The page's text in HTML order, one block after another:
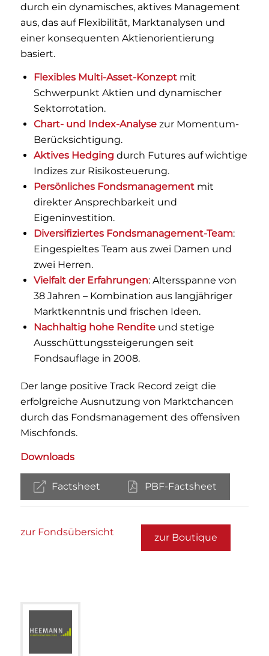
durch ein dynamisches, aktives Management
aus, das auf Flexibilität, Marktanalysen und
einer konsequenten Aktienorientierung
basiert.
Flexibles Multi-Asset-Konzeptmit
Schwerpunkt Aktien und dynamischer
Sektorrotation.
Chart- und Index-Analysezur Momentum-
Berücksichtigung.
Aktives Hedging durch Futures auf wichtige
Indizes zur Risikosteuerung.
Persönliches Fondsmanagementmit
direkter Ansprechbarkeit und
Eigeninvestition.
Diversifiziertes Fondsmanagement-Team:
Eingespieltes Team aus zwei Damen und
zwei Herren.
Vielfalt der Erfahrungen: Altersspanne von
38 Jahren – Kombination aus langjähriger
Marktkenntnis und frischen Ideen.
Nachhaltig hohe Renditeund stetige
Ausschüttungssteigerungen seit
Fondsauflage in 2008.
Der lange positive Track Record zeigt die
erfolgreiche Ausnutzung von Marktchancen
durch das Fondsmanagement des offensiven
Mischfonds.
Downloads
Factsheet PBF-Factsheet
zur Boutique
zur Fondsübersicht